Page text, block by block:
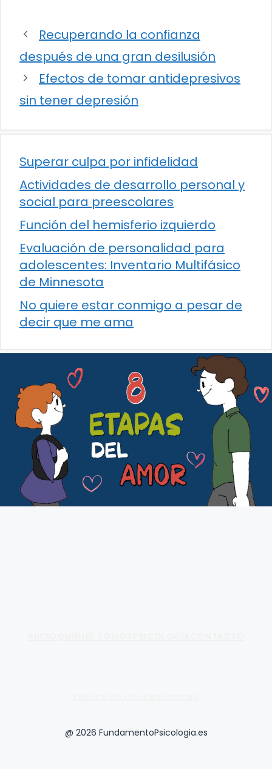
Recuperando la confianza
después de una gran desilusión
Efectos de tomar antidepresivos
sin tener depresión
Superar culpa por infidelidad
Actividades de desarrollo personal y
social para preescolares
Función del hemisferio izquierdo
Evaluación de personalidad para
adolescentes: Inventario Multifásico
de Minnesota
No quiere estar conmigo a pesar de
decir que me ama
@ 2026 FundamentoPsicologia.es